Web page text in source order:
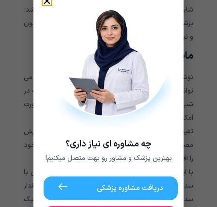
شاید فرد به ترکیبی از چندین رویکرد درمانی نیاز داشته باشد.
پزشک احتمال دارد، پیشنهاد کند که مرتباً در خانه فشار خون
و نبض خود را بررسی کنید.
مایعات و رژیم غذایی
نوشیدن مایعات غیر کافئین می تواند بدن را هیدراته کند. می
توانید مایعات مناسب هر روز را اندازه گیری کنید. کمبود آب در
شب معمول است، بنابراین نوشیدن مایعات، صبح در صورت
امکان قبل از بلند شدن از رختخواب بسیار مهم است.
تغییر رژیم غذایی اغلب بخشی از درمان POTS است. با افزایش
مصرف آب و افزودن سدیم بیشتر ، می توانید حجم خون خود
را افزایش دهید. این می تواند از شدت علائم بکاهد.
با این حال، به اکثر افراد توصیه نمی شود که از رژیم غذایی با
سدیم بالا استفاده کنند، بنابراین با پزشک خود در مورد مقدار
سدیم مورد نیاز خود مشورت کنید.این نکات مربوط به سبک
چه مشاوره ای نیاز داری؟
بهترین پزشک و مشاور رو بهت متصل میکنیم!
دریافت مشاوره پزشکی